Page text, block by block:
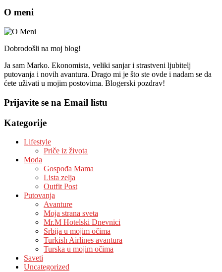
O meni
Dobrodošli na moj blog!
Ja sam Marko. Ekonomista, veliki sanjar i strastveni ljubitelj
putovanja i novih avantura. Drago mi je što ste ovde i nadam se da
ćete uživati u mojim postovima. Blogerski pozdrav!
Prijavite se na Email listu
Kategorije
Lifestyle
Priče iz života
Moda
Gospođa Mama
Lista zelja
Outfit Post
Putovanja
Avanture
Moja strana sveta
Mr.M Hotelski Dnevnici
Srbija u mojim očima
Turkish Airlines avantura
Turska u mojim očima
Saveti
Uncategorized